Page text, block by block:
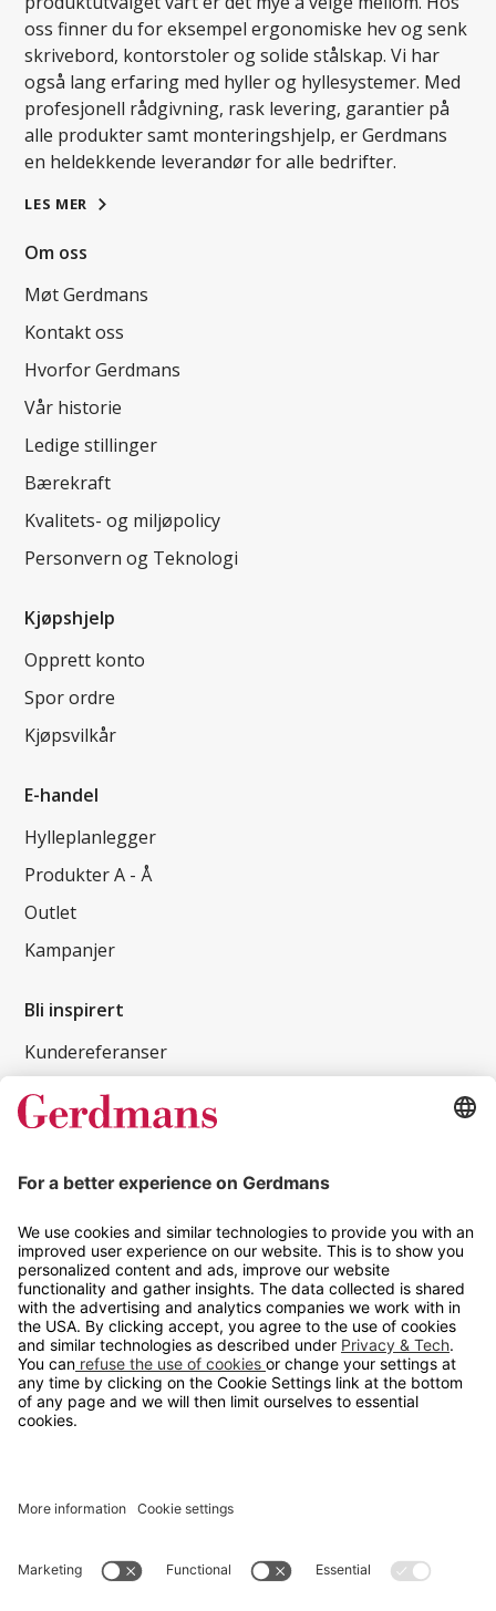
oss finner du for eksempel ergonomiske hev og senk
skrivebord, kontorstoler og solide stålskap. Vi har
også lang erfaring med hyller og hyllesystemer. Med
profesjonell rådgivning, rask levering, garantier på
alle produkter samt monteringshjelp, er Gerdmans
en heldekkende leverandør for alle bedrifter.
LES MER
Om oss
Møt Gerdmans
Kontakt oss
Hvorfor Gerdmans
Vår historie
Ledige stillinger
Bærekraft
Kvalitets- og miljøpolicy
Personvern og Teknologi
Kjøpshjelp
Opprett konto
Spor ordre
Kjøpsvilkår
E-handel
Hylleplanlegger
Produkter A - Å
Outlet
Kampanjer
Bli inspirert
Kundereferanser
Magasin
Tips og guider
Kontakt
info@gerdmans.no
67 80 56 20
Åpningstid
Hverdager 08:00-16:00